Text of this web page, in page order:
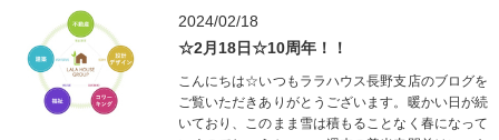
2024/02/18
☆2月18日☆10周年！！
こんにちは☆いつもララハウス長野支店のブログを
ご覧いただきありがとうございます。暖かい日が続
いており、このまま雪は積もることなく春になって